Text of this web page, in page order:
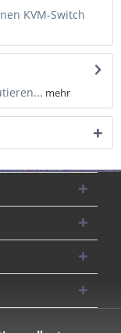
KVM-Switch
mehr